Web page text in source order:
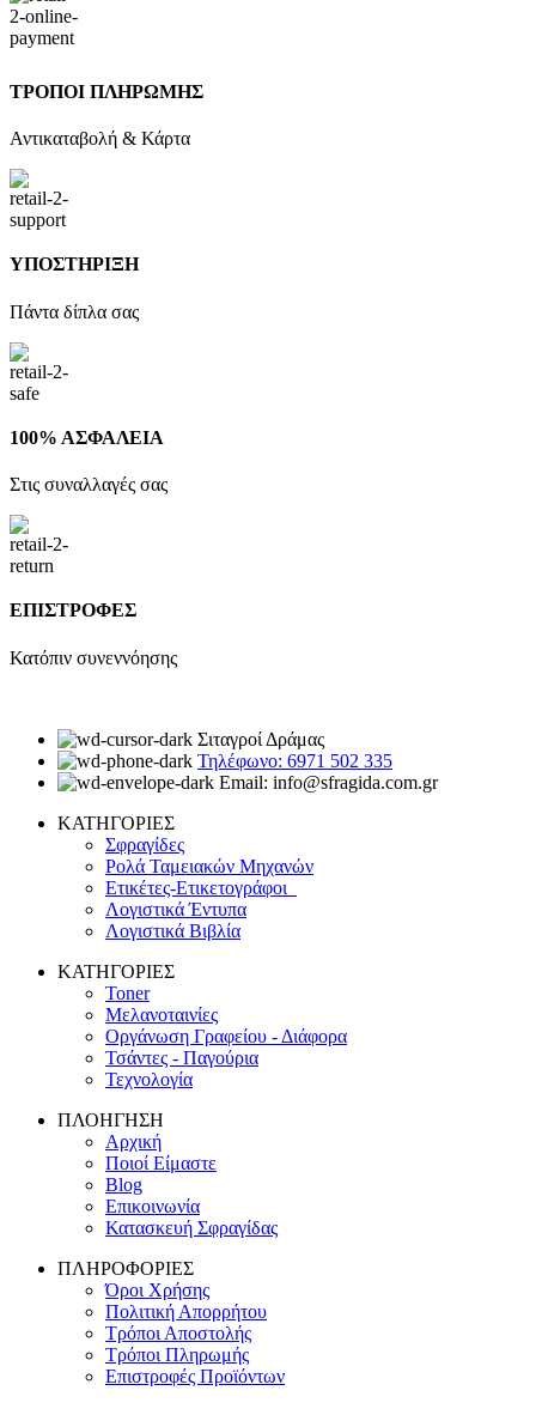
ΤΡΟΠΟΙ ΠΛΗΡΩΜΗΣ
Αντικαταβολή & Κάρτα
ΥΠΟΣΤΗΡΙΞΗ
Πάντα δίπλα σας
100% ΑΣΦΑΛΕΙΑ
Στις συναλλαγές σας
ΕΠΙΣΤΡΟΦΕΣ
Κατόπιν συνεννόησης
Σιταγροί Δράμας
Τηλέφωνο: 6971 502 335
Email: info@sfragida.com.gr
ΚΑΤΗΓΟΡΙΕΣ
Σφραγίδες
Ρολά Ταμειακών Μηχανών
Ετικέτες-Ετικετογράφοι
Λογιστικά Έντυπα
Λογιστικά Βιβλία
ΚΑΤΗΓΟΡΙΕΣ
Toner
Μελανοταινίες
Οργάνωση Γραφείου - Διάφορα
Τσάντες - Παγούρια
Τεχνολογία
ΠΛΟΗΓΗΣΗ
Αρχική
Ποιοί Είμαστε
Blog
Επικοινωνία
Κατασκευή Σφραγίδας
ΠΛΗΡΟΦΟΡΙΕΣ
Όροι Χρήσης
Πολιτική Απορρήτου
Τρόποι Αποστολής
Τρόποι Πληρωμής
Επιστροφές Προϊόντων